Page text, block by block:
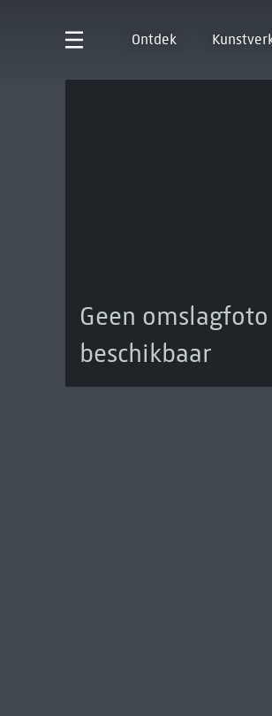
Ontdek
Geen omslagfoto
beschikbaar